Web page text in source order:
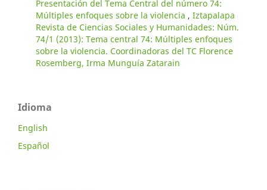
Presentación del Tema Central del número 74:
Múltiples enfoques sobre la violencia , Iztapalapa
Revista de Ciencias Sociales y Humanidades: Núm.
74/1 (2013): Tema central 74: Múltiples enfoques
sobre la violencia. Coordinadoras del TC Florence
Rosemberg, Irma Munguía Zatarain
Idioma
English
Español